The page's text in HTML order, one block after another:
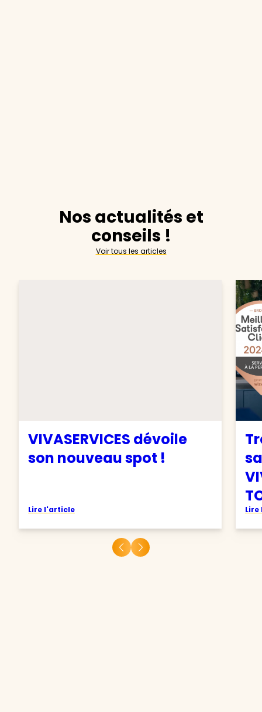
Nos actualités et
conseils !
Voir tous les articles
VIVASERVICES dévoile
son nouveau spot !
Lire l'article